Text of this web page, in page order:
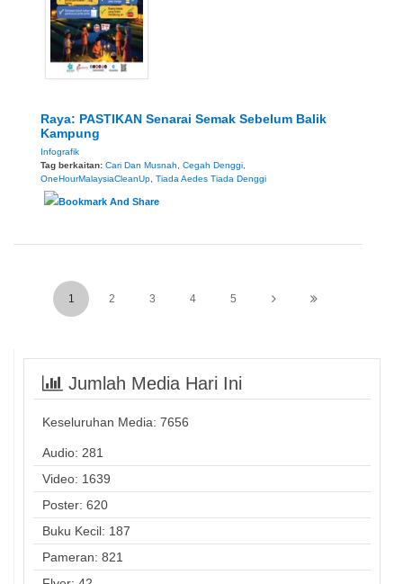
Raya: PASTIKAN Senarai Semak Sebelum Balik
Kampung
Infografik
Tag berkaitan: Cari Dan Musnah Cegah Denggi
OneHourMalaysiaCleanUp Tiada Aedes Tiada Denggi
1 2 3 4 5
Jumlah Media Hari Ini
Keseluruhan Media: 7656
Audio: 281
Video: 1639
Poster: 620
Buku Kecil: 187
Pameran: 821